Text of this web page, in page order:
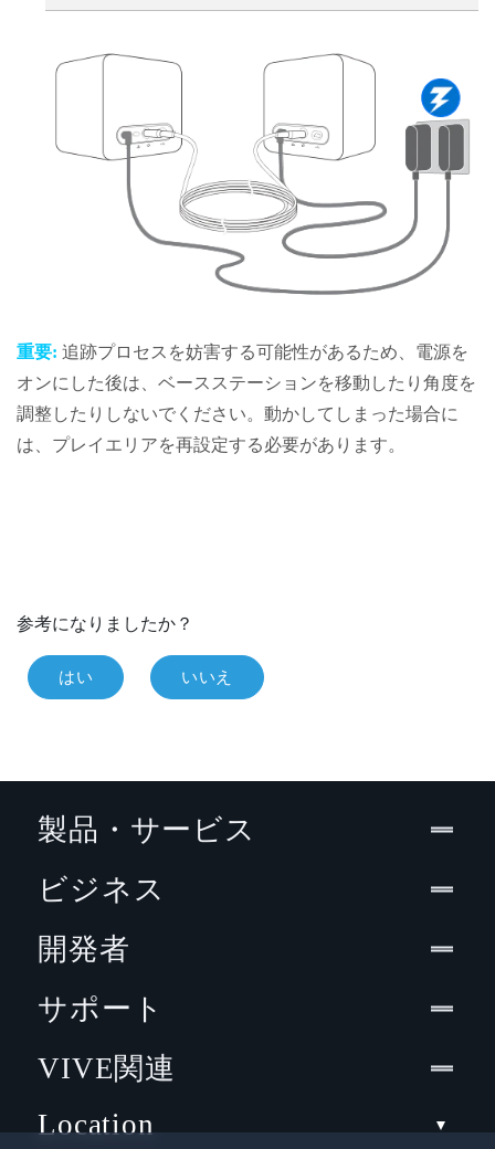
重要: 追跡プロセスを妨害する可能性があるため、電源を
オンにした後は、ベースステーションを移動したり角度を
調整したりしないでください。動かしてしまった場合に
は、プレイエリアを再設定する必要があります。
参考になりましたか？
はい いいえ
製品・サービス
ビジネス
開発者
サポート
VIVE関連
Location